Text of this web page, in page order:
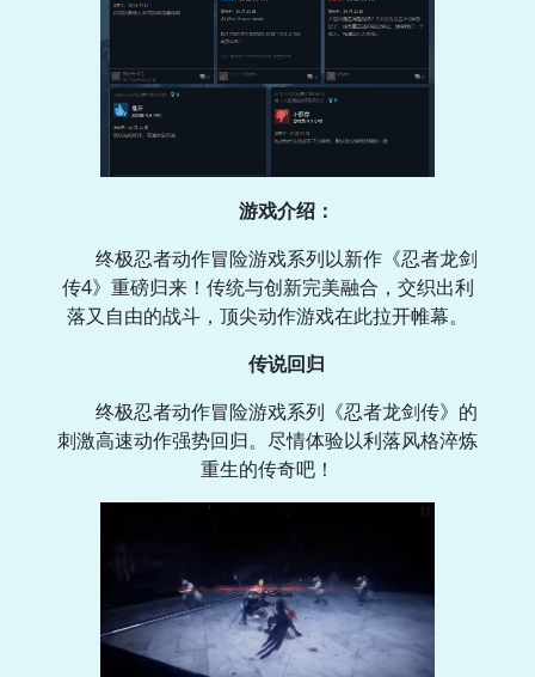
游戏介绍：
终极忍者动作冒险游戏系列以新作《忍者龙剑
传4》重磅归来！传统与创新完美融合，交织出利
落又自由的战斗，顶尖动作游戏在此拉开帷幕。
传说回归
终极忍者动作冒险游戏系列《忍者龙剑传》的
刺激高速动作强势回归。尽情体验以利落风格淬炼
重生的传奇吧！